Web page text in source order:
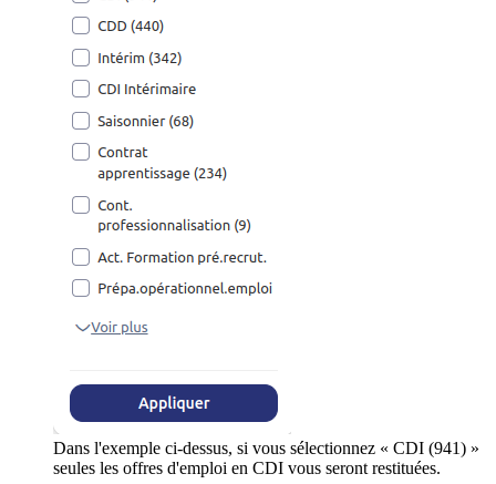
Dans l'exemple ci-dessus, si vous sélectionnez « CDI (941) »
seules les offres d'emploi en CDI vous seront restituées.